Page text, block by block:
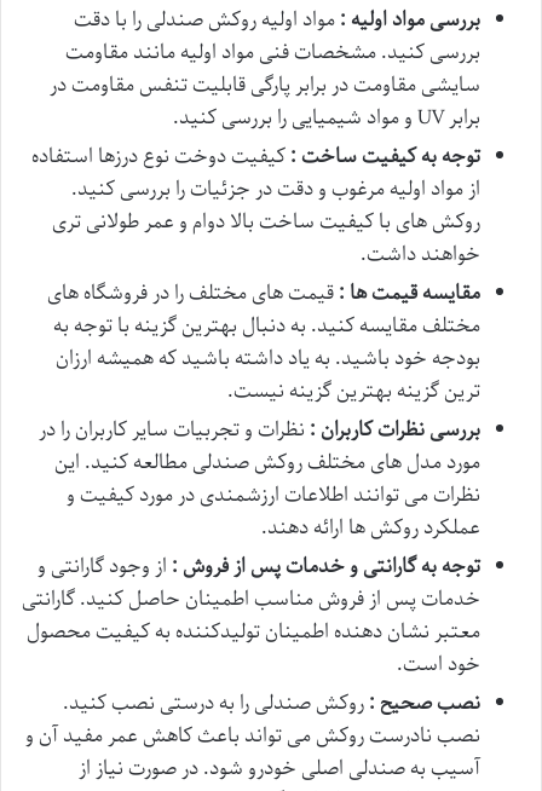
بررسی مواد اولیه :مواد اولیه روکش صندلی را با دقت
بررسی کنید. مشخصات فنی مواد اولیه مانند مقاومت
سایشی مقاومت در برابر پارگی قابلیت تنفس مقاومت در
برابر UV و مواد شیمیایی را بررسی کنید.
توجه به کیفیت ساخت :کیفیت دوخت نوع درزها استفاده
از مواد اولیه مرغوب و دقت در جزئیات را بررسی کنید.
روکش های با کیفیت ساخت بالا دوام و عمر طولانی تری
خواهند داشت.
مقایسه قیمت ها :قیمت های مختلف را در فروشگاه های
مختلف مقایسه کنید. به دنبال بهترین گزینه با توجه به
بودجه خود باشید. به یاد داشته باشید که همیشه ارزان
ترین گزینه بهترین گزینه نیست.
بررسی نظرات کاربران : نظرات و تجربیات سایر کاربران را در
مورد مدل های مختلف روکش صندلی مطالعه کنید. این
نظرات می توانند اطلاعات ارزشمندی در مورد کیفیت و
عملکرد روکش ها ارائه دهند.
توجه به گارانتی و خدمات پس از فروش : از وجود گارانتی و
خدمات پس از فروش مناسب اطمینان حاصل کنید. گارانتی
معتبر نشان دهنده اطمینان تولیدکننده به کیفیت محصول
خود است.
نصب صحیح :روکش صندلی را به درستی نصب کنید.
نصب نادرست روکش می تواند باعث کاهش عمر مفید آن و
آسیب به صندلی اصلی خودرو شود. در صورت نیاز از